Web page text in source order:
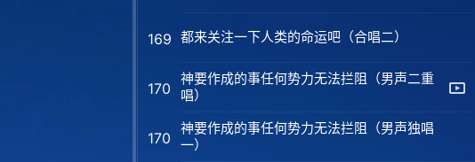
169 都来关注一下人类的命运吧（合唱二）
170
神要作成的事任何势力无法拦阻（男声二重
唱）
170
神要作成的事任何势力无法拦阻（男声独唱
一）